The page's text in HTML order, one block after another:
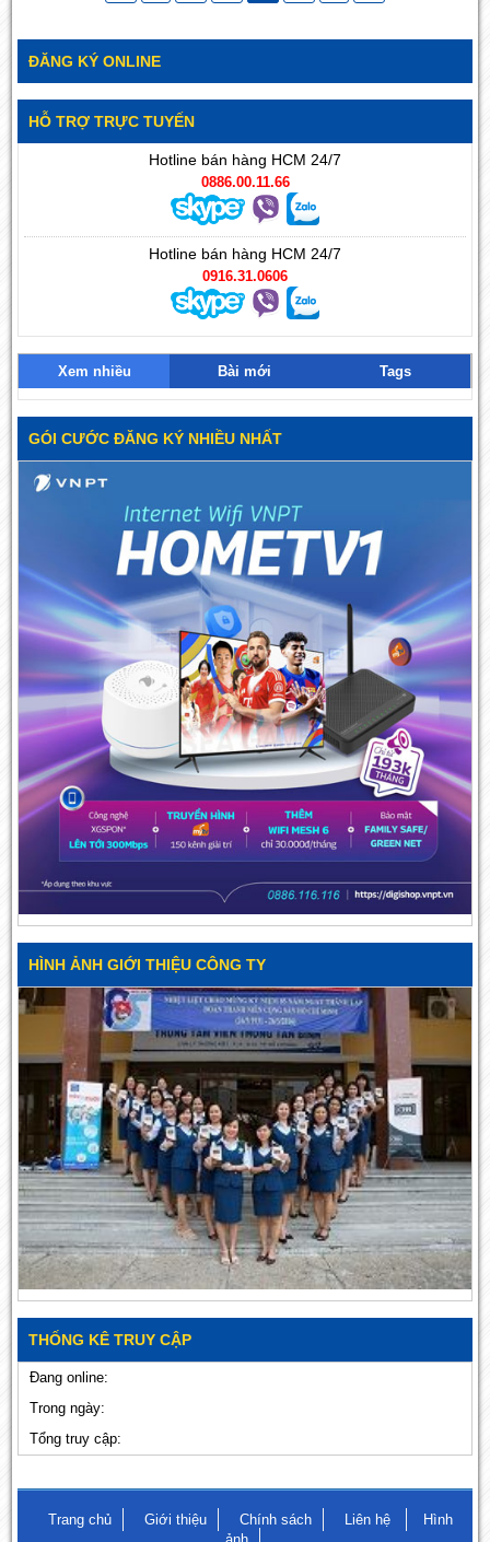
ĐĂNG KÝ ONLINE
HỖ TRỢ TRỰC TUYẾN
Hotline bán hàng HCM 24/7
0886.00.11.66
Hotline bán hàng HCM 24/7
0916.31.0606
Xem nhiều Bài mới Tags
GÓI CƯỚC ĐĂNG KÝ NHIỀU NHẤT
HÌNH ẢNH GIỚI THIỆU CÔNG TY
THỐNG KÊ TRUY CẬP
Đang online:
Trong ngày:
Tổng truy cập:
Trang chủ Giới thiệu Chính sách Liên hệ
Hình